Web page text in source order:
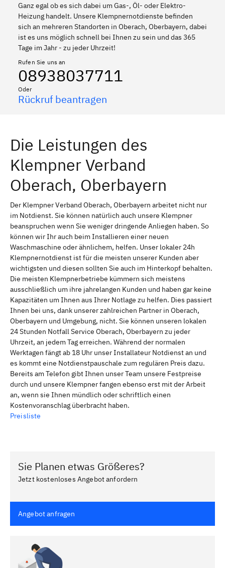
Ganz egal ob es sich dabei um Gas-, Öl- oder Elektro-
Heizung handelt. Unsere Klempnernotdienste befinden
sich an mehreren Standorten in Oberach, Oberbayern, dabei
ist es uns möglich schnell bei Ihnen zu sein und das 365
Tage im Jahr - zu jeder Uhrzeit!
Rufen Sie uns an
08938037711
Oder
Rückruf beantragen
Die Leistungen des
Klempner Verband
Oberach, Oberbayern
Der Klempner Verband Oberach, Oberbayern arbeitet nicht nur
im Notdienst. Sie können natürlich auch unsere Klempner
beanspruchen wenn Sie weniger dringende Anliegen haben. So
können wir Ihr auch beim Installieren einer neuen
Waschmaschine oder ähnlichem, helfen. Unser lokaler 24h
Klempnernotdienst ist für die meisten unserer Kunden aber
wichtigsten und diesen sollten Sie auch im Hinterkopf behalten.
Die meisten Klempnerbetriebe kümmern sich meistens
ausschließlich um ihre jahrelangen Kunden und haben gar keine
Kapazitäten um Ihnen aus Ihrer Notlage zu helfen. Dies passiert
Ihnen bei uns, dank unserer zahlreichen Partner in Oberach,
Oberbayern und Umgebung, nicht. Sie können unseren lokalen
24 Stunden Notfall Service Oberach, Oberbayern zu jeder
Uhrzeit, an jedem Tag erreichen. Während der normalen
Werktagen fängt ab 18 Uhr unser Installateur Notdienst an und
es kommt eine Notdienstpauschale zum regulären Preis dazu.
Bereits am Telefon gibt Ihnen unser Team unsere Festpreise
durch und unsere Klempner fangen ebenso erst mit der Arbeit
an, wenn sie Ihnen mündlich oder schriftlich einen
Kostenvoranschlag überbracht haben.
Preisliste
Sie Planen etwas Größeres?
Jetzt kostenloses Angebot anfordern
Angebot anfragen